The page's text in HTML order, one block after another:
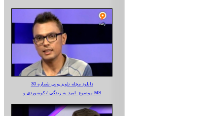
دانلود مجله تلویزیونی شماره 30
موضوع: امید به زندگی / کوه‌نوردی و MS